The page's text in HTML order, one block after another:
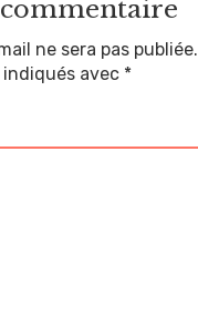
ne sera pas publiée.
avec *